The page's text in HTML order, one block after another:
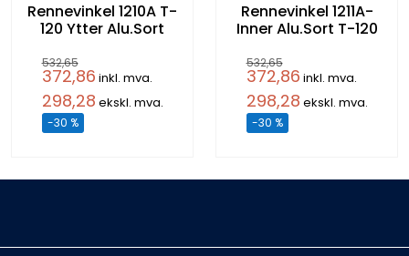
Rennevinkel 1210A T-
120 Ytter Alu.Sort
532,65
372,86 inkl. mva.
298,28 ekskl. mva.
-30 %
Rennevinkel 1211A-
Inner Alu.Sort T-120
532,65
372,86 inkl. mva.
298,28 ekskl. mva.
-30 %